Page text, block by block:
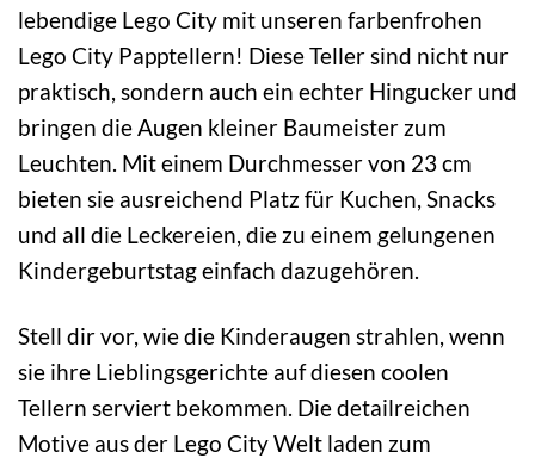
lebendige Lego City mit unseren farbenfrohen
Lego City Papptellern! Diese Teller sind nicht nur
praktisch, sondern auch ein echter Hingucker und
bringen die Augen kleiner Baumeister zum
Leuchten. Mit einem Durchmesser von 23 cm
bieten sie ausreichend Platz für Kuchen, Snacks
und all die Leckereien, die zu einem gelungenen
Kindergeburtstag einfach dazugehören.
Stell dir vor, wie die Kinderaugen strahlen, wenn
sie ihre Lieblingsgerichte auf diesen coolen
Tellern serviert bekommen. Die detailreichen
Motive aus der Lego City Welt laden zum